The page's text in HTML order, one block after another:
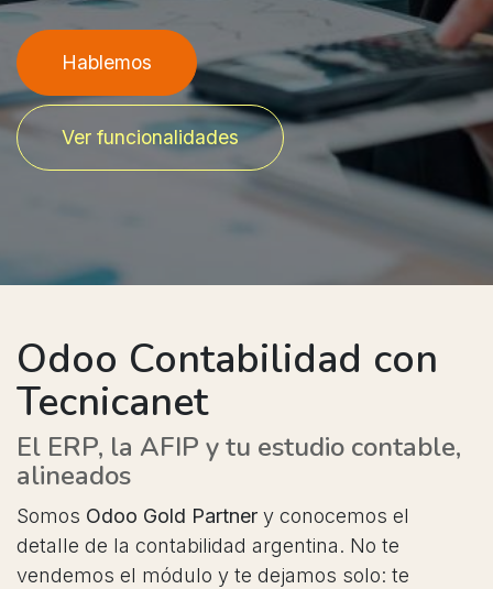
Hablemos
Ver funcionalidades
Odoo Contabilidad con
Tecnicanet
El ERP, la AFIP y tu estudio contable,
alineados
Somos Odoo Gold Partner y conocemos el
detalle de la contabilidad argentina. No te
vendemos el módulo y te dejamos solo: te